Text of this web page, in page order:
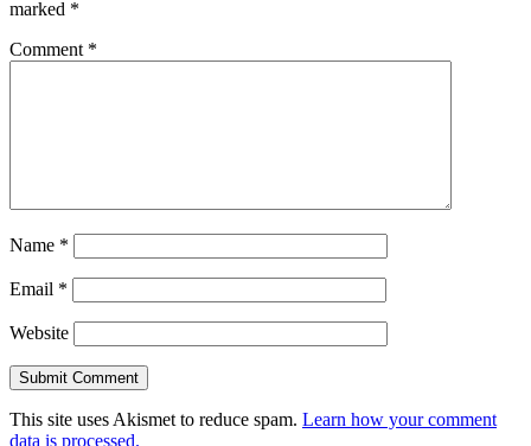
marked *
Comment *
Name *
Email *
Website
This site uses Akismet to reduce spam. Learn how your comment
data is processed.